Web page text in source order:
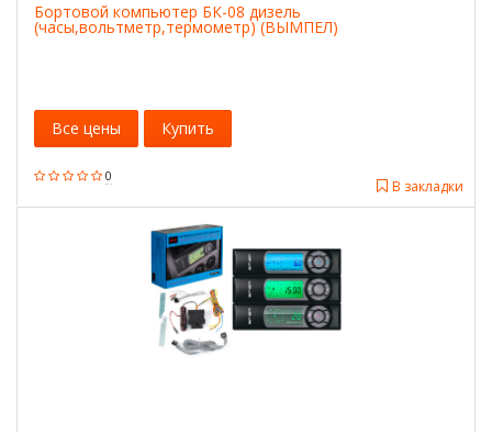
Бортовой компьютер БК-08 дизель
(часы,вольтметр,термометр) (ВЫМПЕЛ)
0
В закладки
Все цены Купить